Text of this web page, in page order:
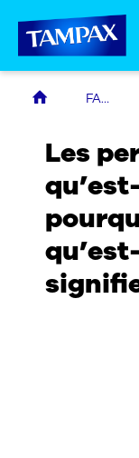
Mettre un
Promesse
FAQ Règles
Les